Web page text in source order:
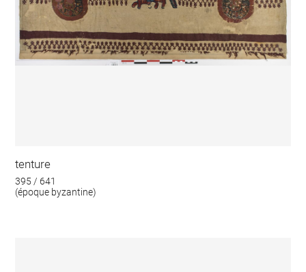
tenture
395 / 641
(époque byzantine)